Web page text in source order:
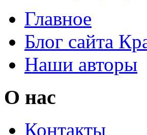
Главное
Блог сайта
Наши авторы
О нас
Контакты